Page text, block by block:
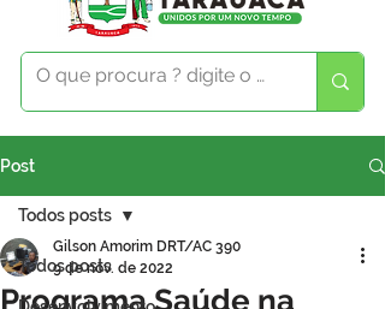
Post
Todos posts
Todos posts
Programa Saúde na
Gilson Amorim DRT/AC 390
9 de nov. de 2022